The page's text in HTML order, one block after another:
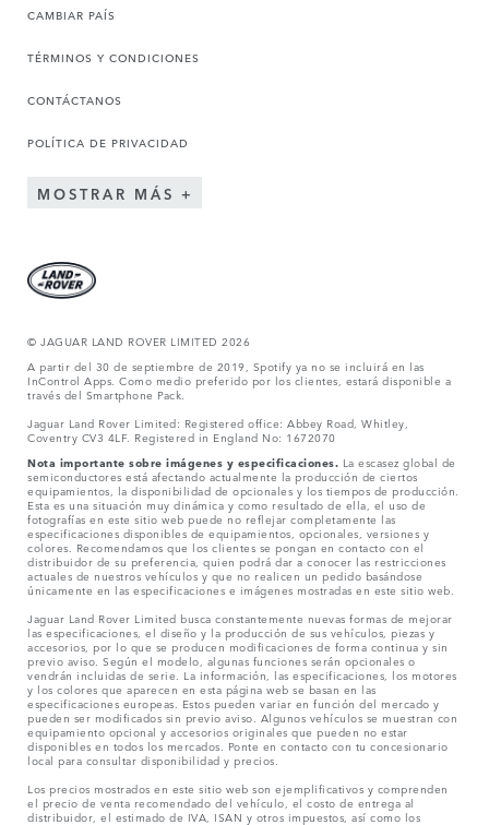
CAMBIAR PAÍS
TÉRMINOS Y CONDICIONES
CONTÁCTANOS
POLÍTICA DE PRIVACIDAD
MOSTRAR MÁS
© JAGUAR LAND ROVER LIMITED 2026
A partir del 30 de septiembre de 2019, Spotify ya no se incluirá en las
InControl Apps. Como medio preferido por los clientes, estará disponible a
través del Smartphone Pack.
Jaguar Land Rover Limited: Registered office: Abbey Road, Whitley,
Coventry CV3 4LF. Registered in England No: 1672070
Nota importante sobre imágenes y especificaciones. La escasez global de
semiconductores está afectando actualmente la producción de ciertos
equipamientos, la disponibilidad de opcionales y los tiempos de producción.
Esta es una situación muy dinámica y como resultado de ella, el uso de
fotografías en este sitio web puede no reflejar completamente las
especificaciones disponibles de equipamientos, opcionales, versiones y
colores. Recomendamos que los clientes se pongan en contacto con el
distribuidor de su preferencia, quien podrá dar a conocer las restricciones
actuales de nuestros vehículos y que no realicen un pedido basándose
únicamente en las especificaciones e imágenes mostradas en este sitio web.
Jaguar Land Rover Limited busca constantemente nuevas formas de mejorar
las especificaciones, el diseño y la producción de sus vehículos, piezas y
accesorios, por lo que se producen modificaciones de forma continua y sin
previo aviso. Según el modelo, algunas funciones serán opcionales o
vendrán incluidas de serie. La información, las especificaciones, los motores
y los colores que aparecen en esta página web se basan en las
especificaciones europeas. Estos pueden variar en función del mercado y
pueden ser modificados sin previo aviso. Algunos vehículos se muestran con
equipamiento opcional y accesorios originales que pueden no estar
disponibles en todos los mercados. Ponte en contacto con tu concesionario
local para consultar disponibilidad y precios.
Los precios mostrados en este sitio web son ejemplificativos y comprenden
el precio de venta recomendado del vehículo, el costo de entrega al
distribuidor, el estimado de IVA, ISAN y otros impuestos, así como los